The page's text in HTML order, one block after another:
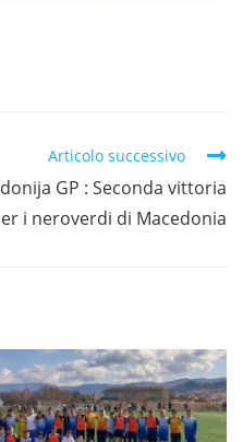
Articolo successivo
GP : Seconda vittoria
i neroverdi di Macedonia